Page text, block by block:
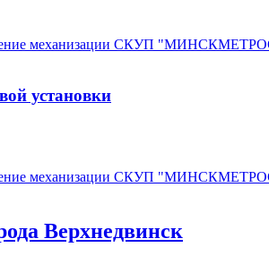
механизации СКУП
установки
механизации СКУП
Верхнедвинск